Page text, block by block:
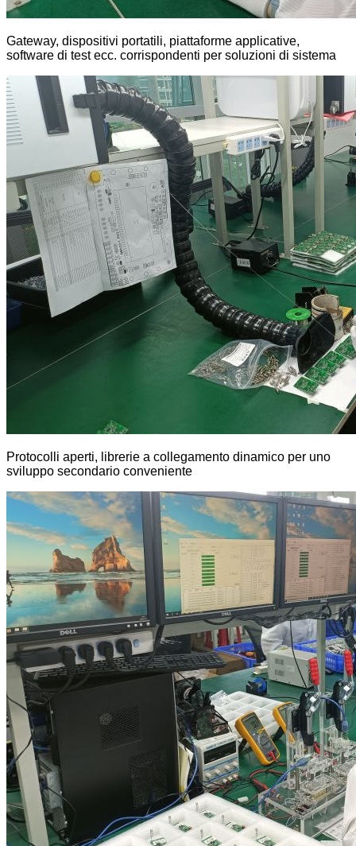
Gateway, dispositivi portatili, piattaforme applicative,
software di test ecc. corrispondenti per soluzioni di sistema
Protocolli aperti, librerie a collegamento dinamico per uno
sviluppo secondario conveniente